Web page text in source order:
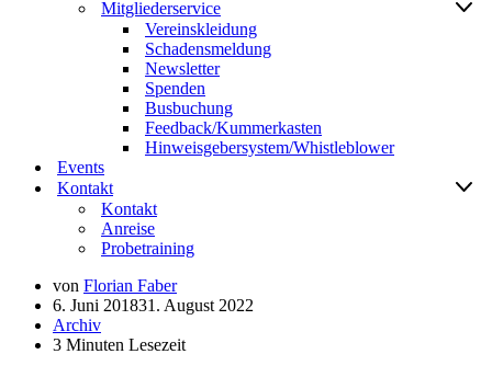
Mitgliederservice
Vereinskleidung
Schadensmeldung
Newsletter
Spenden
Busbuchung
Feedback/Kummerkasten
Hinweisgebersystem/Whistleblower
Events
Kontakt
Kontakt
Anreise
Probetraining
von Florian Faber
6. Juni 201831. August 2022
Archiv
3 Minuten Lesezeit